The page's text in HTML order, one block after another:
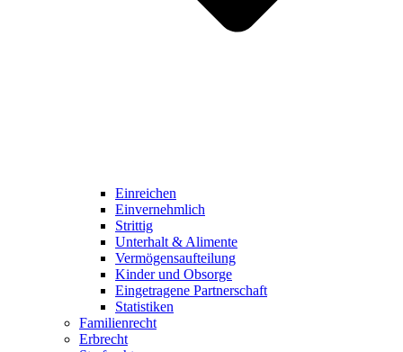
Einreichen
Einvernehmlich
Strittig
Unterhalt & Alimente
Vermögensaufteilung
Kinder und Obsorge
Eingetragene Partnerschaft
Statistiken
Familienrecht
Erbrecht